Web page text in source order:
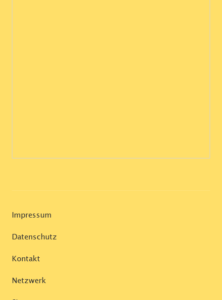
Impressum
Datenschutz
Kontakt
Netzwerk